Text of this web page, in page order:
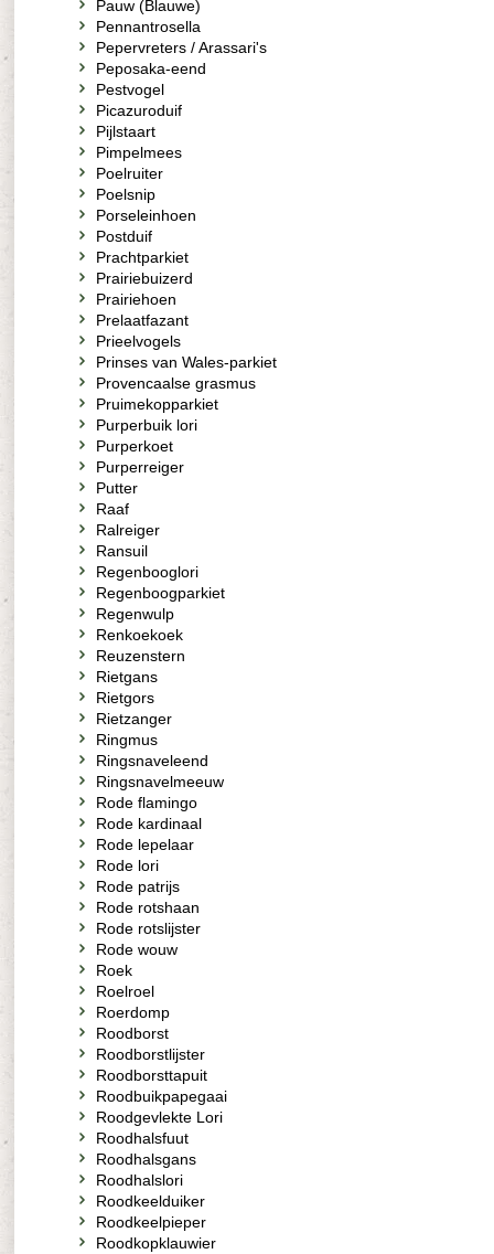
Pauw (Blauwe)
Pennantrosella
Pepervreters / Arassari's
Peposaka-eend
Pestvogel
Picazuroduif
Pijlstaart
Pimpelmees
Poelruiter
Poelsnip
Porseleinhoen
Postduif
Prachtparkiet
Prairiebuizerd
Prairiehoen
Prelaatfazant
Prieelvogels
Prinses van Wales-parkiet
Provencaalse grasmus
Pruimekopparkiet
Purperbuik lori
Purperkoet
Purperreiger
Putter
Raaf
Ralreiger
Ransuil
Regenbooglori
Regenboogparkiet
Regenwulp
Renkoekoek
Reuzenstern
Rietgans
Rietgors
Rietzanger
Ringmus
Ringsnaveleend
Ringsnavelmeeuw
Rode flamingo
Rode kardinaal
Rode lepelaar
Rode lori
Rode patrijs
Rode rotshaan
Rode rotslijster
Rode wouw
Roek
Roelroel
Roerdomp
Roodborst
Roodborstlijster
Roodborsttapuit
Roodbuikpapegaai
Roodgevlekte Lori
Roodhalsfuut
Roodhalsgans
Roodhalslori
Roodkeelduiker
Roodkeelpieper
Roodkopklauwier